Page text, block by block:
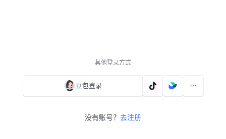
其他登录方式
豆包登录
没有账号？ 去注册